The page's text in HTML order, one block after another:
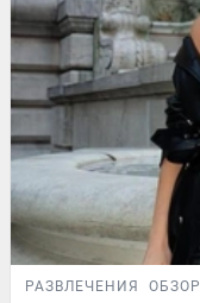
РАЗВЛЕЧЕНИЯ ОБЗОР